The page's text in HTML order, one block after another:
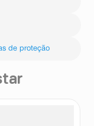
de proteção